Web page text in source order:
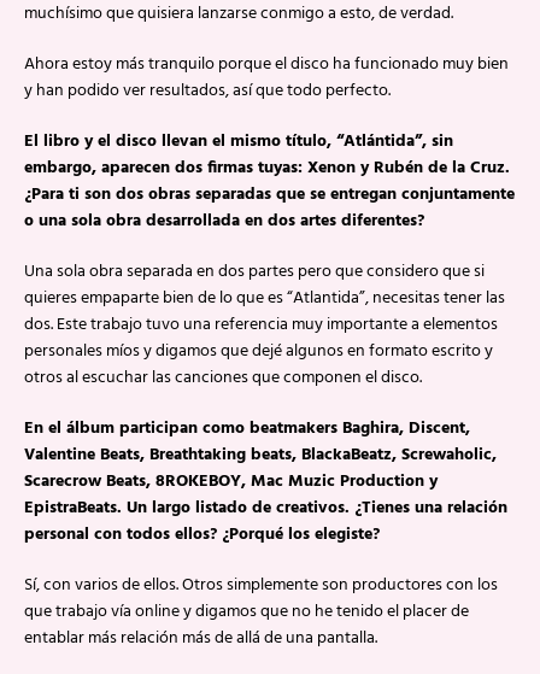
muchísimo que quisiera lanzarse conmigo a esto, de verdad.
Ahora estoy más tranquilo porque el disco ha funcionado muy bien
y han podido ver resultados, así que todo perfecto.
El libro y el disco llevan el mismo título, “Atlántida”, sin
embargo, aparecen dos firmas tuyas: Xenon y Rubén de la Cruz.
¿Para ti son dos obras separadas que se entregan conjuntamente
o una sola obra desarrollada en dos artes diferentes?
Una sola obra separada en dos partes pero que considero que si
quieres empaparte bien de lo que es “Atlantida”, necesitas tener las
dos. Este trabajo tuvo una referencia muy importante a elementos
personales míos y digamos que dejé algunos en formato escrito y
otros al escuchar las canciones que componen el disco.
En el álbum participan como beatmakers Baghira, Discent,
Valentine Beats, Breathtaking beats, BlackaBeatz, Screwaholic,
Scarecrow Beats, 8ROKEBOY, Mac Muzic Production y
EpistraBeats. Un largo listado de creativos. ¿Tienes una relación
personal con todos ellos? ¿Porqué los elegiste?
Sí, con varios de ellos. Otros simplemente son productores con los
que trabajo vía online y digamos que no he tenido el placer de
entablar más relación más de allá de una pantalla.